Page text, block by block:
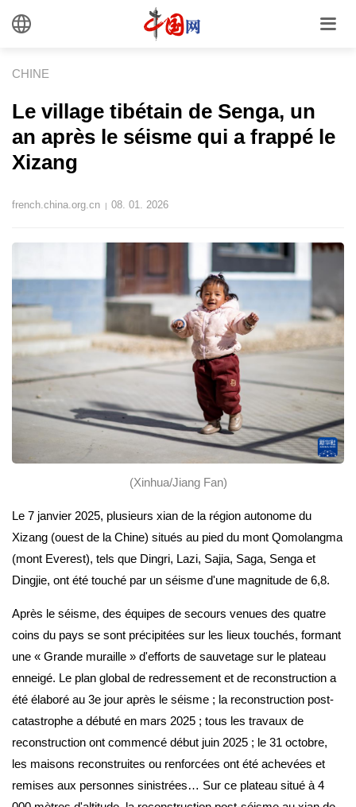
CHINE
​Le village tibétain de Senga, un
an après le séisme qui a frappé le
Xizang
french.china.org.cn | 08. 01. 2026
(Xinhua/Jiang Fan)
Le 7 janvier 2025, plusieurs xian de la région autonome du
Xizang (ouest de la Chine) situés au pied du mont Qomolangma
(mont Everest), tels que Dingri, Lazi, Sajia, Saga, Senga et
Dingjie, ont été touché par un séisme d'une magnitude de 6,8.
Après le séisme, des équipes de secours venues des quatre
coins du pays se sont précipitées sur les lieux touchés, formant
une « Grande muraille » d'efforts de sauvetage sur le plateau
enneigé. Le plan global de redressement et de reconstruction a
été élaboré au 3e jour après le séisme ; la reconstruction post-
catastrophe a débuté en mars 2025 ; tous les travaux de
reconstruction ont commencé début juin 2025 ; le 31 octobre,
les maisons reconstruites ou renforcées ont été achevées et
remises aux personnes sinistrées… Sur ce plateau situé à 4